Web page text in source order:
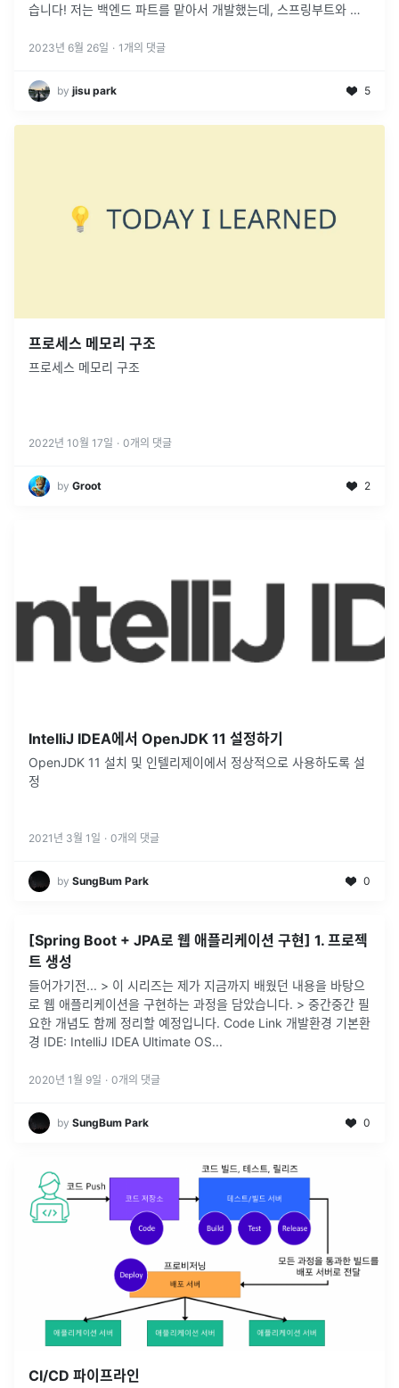
습니다! 저는 백엔드 파트를 맡아서 개발했는데, 스프링부트와 티
은 걸...
2023년 6월 26일 · 1 개의 댓글
by jisu park 5
프로세스 메모리 구조
프로세스 메모리 구조
2022년 10월 17일 · 0개의 댓글
by Groot 2
IntelliJ IDEA에서 OpenJDK 11 설정하기
OpenJDK 11 설치 및 인텔리제이에서 정상적으로 사용하도록 설
정
2021년 3월 1일 · 0개의 댓글
by SungBum Park 0
[Spring Boot + JPA로 웹 애플리케이션 구현] 1. 프로젝
트 생성
들어가기전... > 이 시리즈는 제가 지금까지 배웠던 내용을 바탕으
로 웹 애플리케이션을 구현하는 과정을 담았습니다. > 중간중간 필
요한 개념도 함께 정리할 예정입니다. Code Link 개발환경 기본환
경 IDE: IntelliJ IDEA Ultimate OS...
2020년 1월 9일 · 0개의 댓글
by SungBum Park 0
CI/CD 파이프라인